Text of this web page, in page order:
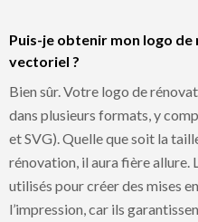
Puis-je obtenir mon logo
vectoriel ?
Bien sûr. Votre logo de
dans plusieurs formats, y
et SVG). Quelle que soit la
rénovation, il aura fière allure.
utilisés pour créer des mises
l’impression, car ils